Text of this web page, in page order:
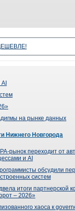
на рынке данных
Нижнего Новгорода
рынок переходит от
и AI
обсудили
систем
итоги партнерской
– 2026»
хаоса к